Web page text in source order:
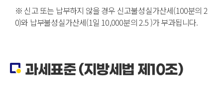
※ 신고 또는 납부하지 않을 경우 신고불성실가산세(100분의 2
0)와 납부불성실가산세(1일 10,000분의 2.5 )가 부과됩니다.
과세표준 (지방세법 제10조)